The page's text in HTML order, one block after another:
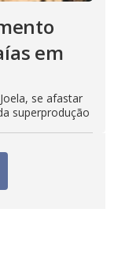
em
se afastar
superprodução